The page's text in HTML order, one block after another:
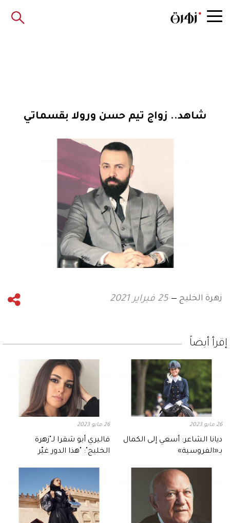
شاهد.. زواج تيم حسن ورولا بقسماتي
زهرة الخليج 25 فبراير 2021
إقرأ أيضاً
26 مايو 2023
ديانا الشاعر: أسعي إلى الكمال
بـ«الفروسية»
26 مايو 2023
فاليري أبو شقرا لـ"زهرة
الخليج": "هذا الدور غيّر